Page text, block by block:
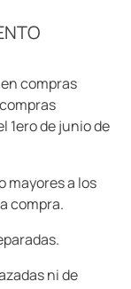
compras
1ero de junio de
mayores a los
compra.
ni de